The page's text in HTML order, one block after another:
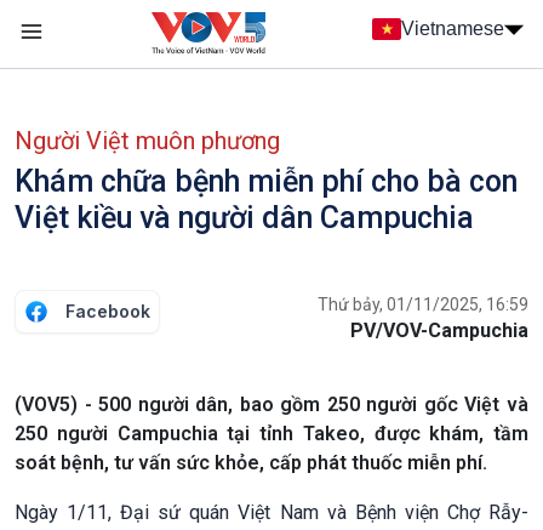
Nhảy đến nội dung
Vietnamese
Người Việt muôn phương
Khám chữa bệnh miễn phí cho bà con
Việt kiều và người dân Campuchia
Facebook Thứ bảy, 01/11/2025, 16:59
PV/VOV-Campuchia
(VOV5) - 500 người dân, bao gồm 250 người gốc Việt và
250 người Campuchia tại tỉnh Takeo, được khám, tầm
soát bệnh, tư vấn sức khỏe, cấp phát thuốc miễn phí.
Ngày 1/11, Đại sứ quán Việt Nam và Bệnh viện Chợ Rẫy-